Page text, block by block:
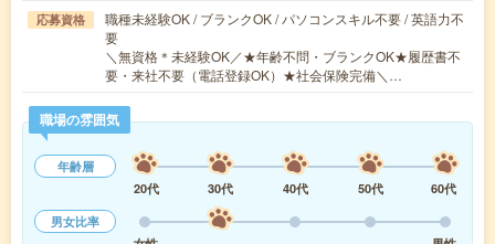
応募資格
職種未経験OK / ブランクOK / パソコンスキル不要 / 英語力不
要
＼無資格＊未経験OK／★年齢不問・ブランクOK★履歴書不
要・来社不要（電話登録OK）★社会保険完備＼…
職場の雰囲気
年齢層
20代
30代 40代 50代
60代
男女比率